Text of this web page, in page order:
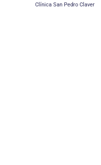
Clínica San Pedro Claver